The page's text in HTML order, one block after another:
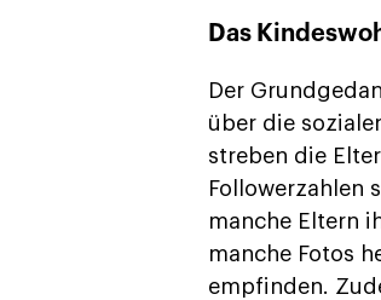
Das
Der
über die
streben die
Followerzahlen
manche Eltern
manche Fotos
empfinden.